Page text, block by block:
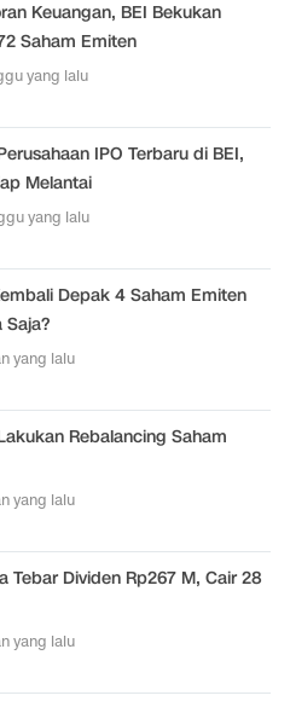
Keuangan, BEI Bekukan
Saham Emiten
yang lalu
IPO Terbaru di BEI,
Melantai
yang lalu
Depak 4 Saham Emiten
Saja?
yang lalu
Rebalancing Saham
yang lalu
Tebar Dividen Rp267 M, Cair 28
yang lalu